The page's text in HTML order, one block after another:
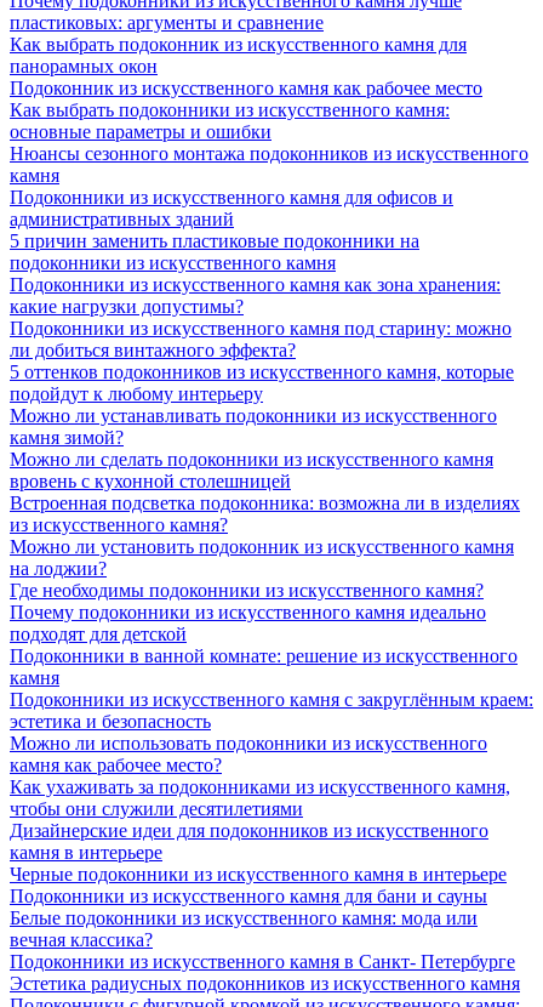
пластиковых: аргументы и сравнение
Как выбрать подоконник из искусственного камня для
панорамных окон
Подоконник из искусственного камня как рабочее место
Как выбрать подоконники из искусственного камня:
основные параметры и ошибки
Нюансы сезонного монтажа подоконников из искусственного
камня
Подоконники из искусственного камня для офисов и
административных зданий
5 причин заменить пластиковые подоконники на
подоконники из искусственного камня
Подоконники из искусственного камня как зона хранения:
какие нагрузки допустимы?
Подоконники из искусственного камня под старину: можно
ли добиться винтажного эффекта?
5 оттенков подоконников из искусственного камня, которые
подойдут к любому интерьеру
Можно ли устанавливать подоконники из искусственного
камня зимой?
Можно ли сделать подоконники из искусственного камня
вровень с кухонной столешницей
Встроенная подсветка подоконника: возможна ли в изделиях
из искусственного камня?
Можно ли установить подоконник из искусственного камня
на лоджии?
Где необходимы подоконники из искусственного камня?
Почему подоконники из искусственного камня идеально
подходят для детской
Подоконники в ванной комнате: решение из искусственного
камня
Подоконники из искусственного камня с закруглённым краем:
эстетика и безопасность
Можно ли использовать подоконники из искусственного
камня как рабочее место?
Как ухаживать за подоконниками из искусственного камня,
чтобы они служили десятилетиями
Дизайнерские идеи для подоконников из искусственного
камня в интерьере
Черные подоконники из искусственного камня в интерьере
Подоконники из искусственного камня для бани и сауны
Белые подоконники из искусственного камня: мода или
вечная классика?
Подоконники из искусственного камня в Санкт- Петербурге
Эстетика радиусных подоконников из искусственного камня